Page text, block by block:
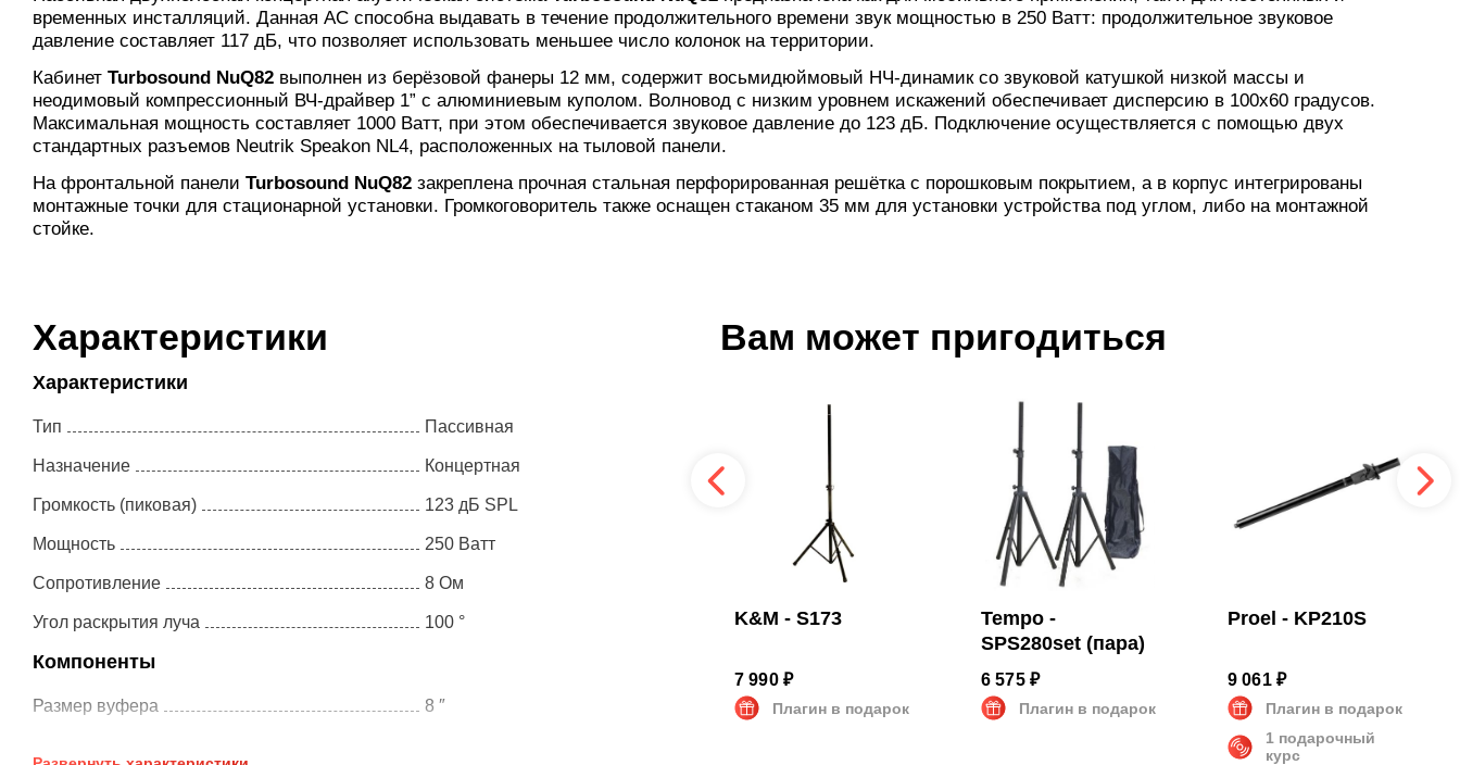
временных инсталляций. Данная АС способна выдавать в течение продолжительного времени звук мощностью в 250 Ватт: продолжительное звуковое
давление составляет 117 дБ, что позволяет использовать меньшее число колонок на территории.
Кабинет Turbosound NuQ82 выполнен из берёзовой фанеры 12 мм, содержит восьмидюймовый НЧ-динамик со звуковой катушкой низкой массы и
неодимовый компрессионный ВЧ-драйвер 1” с алюминиевым куполом. Волновод с низким уровнем искажений обеспечивает дисперсию в 100х60 градусов.
Максимальная мощность составляет 1000 Ватт, при этом обеспечивается звуковое давление до 123 дБ. Подключение осуществляется с помощью двух
стандартных разъемов Neutrik Speakon NL4, расположенных на тыловой панели.
На фронтальной панели Turbosound NuQ82 закреплена прочная стальная перфорированная решётка с порошковым покрытием, а в корпус интегрированы
монтажные точки для стационарной установки. Громкоговоритель также оснащен стаканом 35 мм для установки устройства под углом, либо на монтажной
стойке.
Характеристики
Характеристики
Тип Пассивная
Назначение Концертная
Громкость (пиковая) 123 дБ SPL
Мощность 250 Ватт
Сопротивление 8 Ом
Угол раскрытия луча 100 °
Компоненты
Размер вуфера 8 ″
Вам может пригодиться
- FRE300BK
Плагин в подарок Плагин в подарок
K&M - S173
7 990 ₽
Плагин в подарок
Tempo -
SPS280set (пара)
6 575 ₽
Плагин в подарок
Proel - KP210S
9 061 ₽
Плагин в подарок
1 подарочный
курс